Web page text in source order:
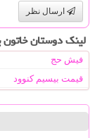
ارسال نظر
لینک دوستان خاتون
فیش حج
قیمت بیسیم کنوود